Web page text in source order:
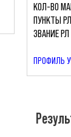
КОЛ-ВО
ПУНКТЫ РЛ
ЗВАНИЕ РЛ
ПРОФИЛЬ